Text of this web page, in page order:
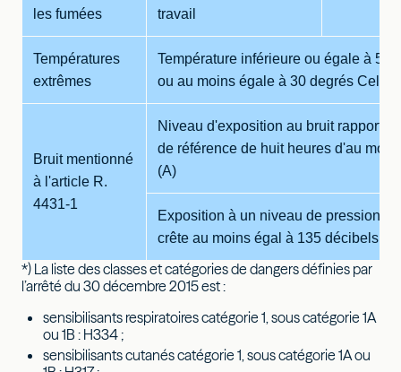
les fumées
travail
Températures
extrêmes
Température inférieure ou égale à 5
ou au moins égale à 30 degrés
Bruit mentionné
à l'article R.
4431-1
Niveau d'exposition au bruit rapporté
de référence de huit heures d'au
(A)
Exposition à un niveau de pression
crête au moins égal à 135 décibels (C)
*) La liste des classes et catégories de dangers définies par
l’arrêté du 30 décembre 2015 est :
sensibilisants respiratoires catégorie 1, sous catégorie 1A
ou 1B : H334 ;
sensibilisants cutanés catégorie 1, sous catégorie 1A ou